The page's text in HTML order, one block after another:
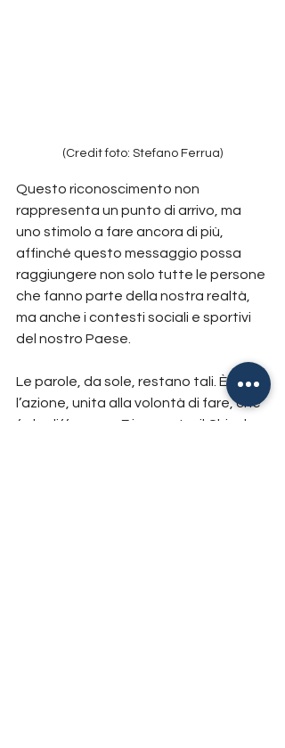
(Credit foto: Stefano Ferrua)
Questo riconoscimento non
rappresenta un punto di arrivo, ma
uno stimolo a fare ancora di più,
affinché questo messaggio possa
raggiungere non solo tutte le persone
che fanno parte della nostra realtà,
ma anche i contesti sociali e sportivi
del nostro Paese.
Le parole, da sole, restano tali. È
l’azione, unita alla volontà di fare, che
fa la differenza. E in questo, il Chisola